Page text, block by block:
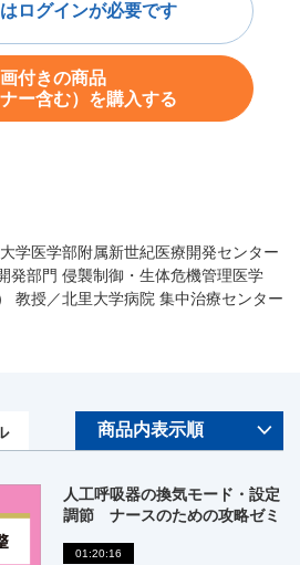
学医学部附属新世紀医療開発センター
発部門 侵襲制御・生体危機管理医学
教授／北里大学病院 集中治療センター
ログインが必要です
付きの商品
ナー含む）を購入する
人工呼吸器の換気モード・設定
調節 ナースのための攻略ゼミ
01:20:16